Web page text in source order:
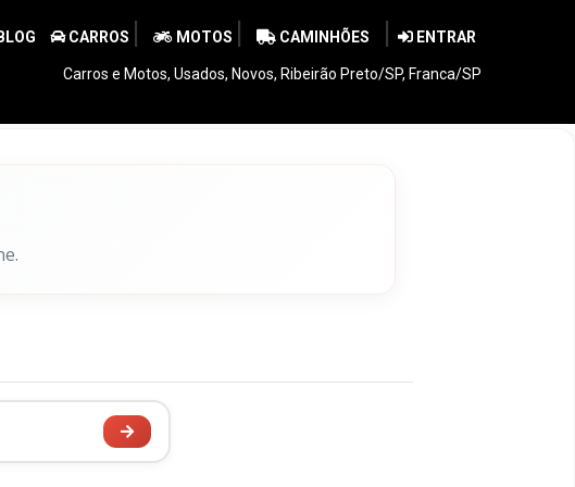
CARROS | MOTOS | CAMINHÕES | ENTRAR
Carros e Motos, Usados, Novos, Ribeirão Preto/SP, Franca/SP